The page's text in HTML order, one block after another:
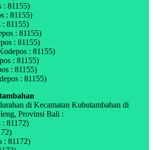
: 81155)
: 81155)
: 81155)
: 81155)
: 81155)
: 81155)
: 81155)
: 81155)
: 81155)
di Kecamatan Kubutambahan di
Provinsi Bali :
: 81172)
: 81172)